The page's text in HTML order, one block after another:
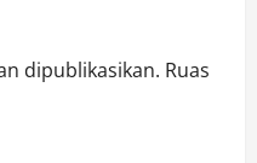
dipublikasikan. Ruas